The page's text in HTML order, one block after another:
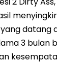
datang
3 bulan